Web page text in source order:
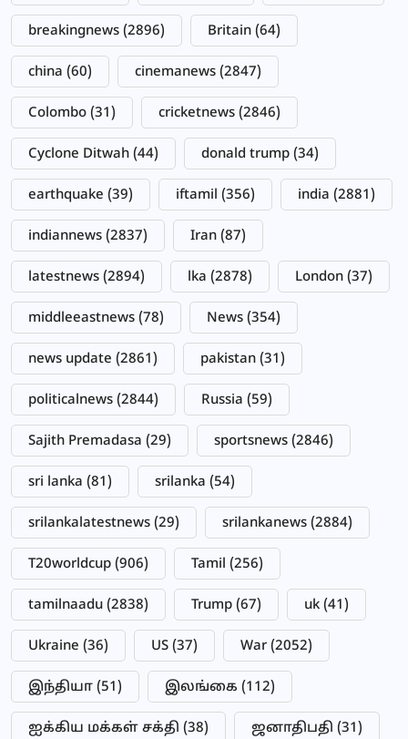
breakingnews (2896) Britain (64)
china (60) cinemanews (2847)
Colombo (31) cricketnews (2846)
Cyclone Ditwah (44) donald trump (34)
earthquake (39) iftamil (356) india (2881)
indiannews (2837) Iran (87)
latestnews (2894) lka (2878) London (37)
middleeastnews (78) News (354)
news update (2861) pakistan (31)
politicalnews (2844) Russia (59)
Sajith Premadasa (29) sportsnews (2846)
sri lanka (81) srilanka (54)
srilankalatestnews (29) srilankanews (2884)
T20worldcup (906) Tamil (256)
tamilnaadu (2838) Trump (67) uk (41)
Ukraine (36) US (37) War (2052)
இந்தியா (51) இலங்கை (112)
ஐக்கிய மக்கள் சக்தி (38) ஜனாதிபதி (31)